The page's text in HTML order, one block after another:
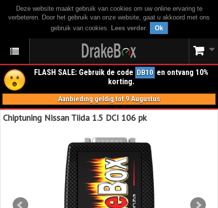
Deze website maakt gebruik van cookies om uw online ervaring te
verbeteren. Door het gebruik van onze website, gaat u akkoord met ons
gebruik van cookies. Lees verder. Ok
FLASH SALE: Gebruik de code DB10 en ontvang 10%
korting.
Aanbieding geldig tot 9 Augustus
Chiptuning Nissan Tiida 1.5 DCI 106 pk